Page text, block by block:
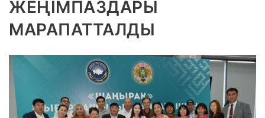
ЖЕҢІМПАЗДАРЫ
МАРАПАТТАЛДЫ